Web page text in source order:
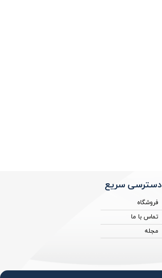
دسترسی سریع
فروشگاه
تماس با ما
مجله